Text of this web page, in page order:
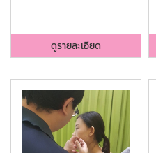
ดูรายละเอียด